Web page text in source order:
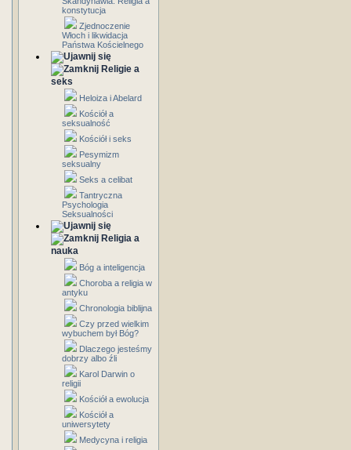
konstytucja
Zjednoczenie
Włoch i likwidacja
Państwa Kościelnego
Religie a
seks
Heloiza i Abelard
Kościół a
seksualność
Kościół i seks
Pesymizm
seksualny
Seks a celibat
Tantryczna
Psychologia
Seksualności
Religia a
nauka
Bóg a inteligencja
Choroba a religia w
antyku
Chronologia biblijna
Czy przed wielkim
wybuchem był Bóg?
Dlaczego jesteśmy
dobrzy albo źli
Karol Darwin o
religii
Kościół a ewolucja
Kościół a
uniwersytety
Medycyna i religia